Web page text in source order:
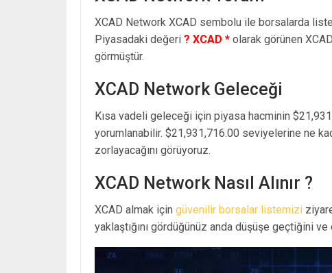
XCAD Network XCAD sembolu ile borsalarda
Piyasadaki değeri ? XCAD * olarak görünen
görmüştür.
XCAD Network Geleceği
Kısa vadeli geleceği için piyasa hacminin
yorumlanabilir. $21,931,716.00 seviyelerine ne
zorlayacağını görüyoruz.
XCAD Network Nasıl Alınır ?
XCAD almak için güvenilir borsalar listemizi
yaklaştığını gördüğünüz anda düşüşe geçtiğini